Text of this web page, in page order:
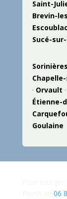
Saint-
Brevin-
Escoublac
Sucé-
Sorinières
· Orvault ·
Étienne-
Goulaine
06